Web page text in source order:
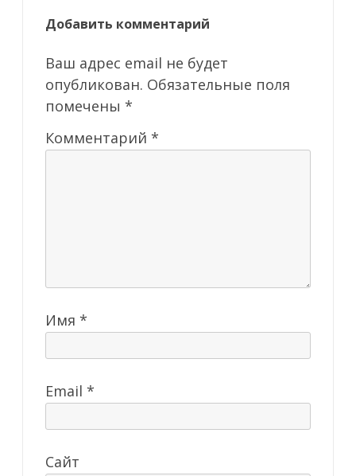
Добавить комментарий
Ваш адрес email не будет
опубликован. Обязательные поля
помечены *
Комментарий *
Имя *
Email *
Сайт